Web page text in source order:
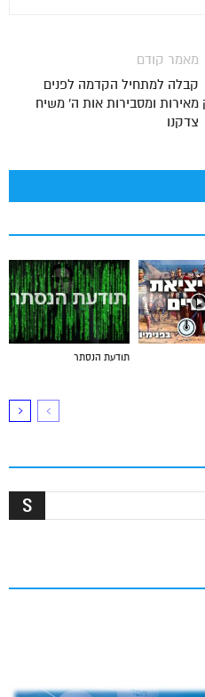
מאמר קודם
קבלה למתחיל הקדמה לפנים
מאירות ומסבירות אות ה' משיח
צדקנו
תודעת הנסתר